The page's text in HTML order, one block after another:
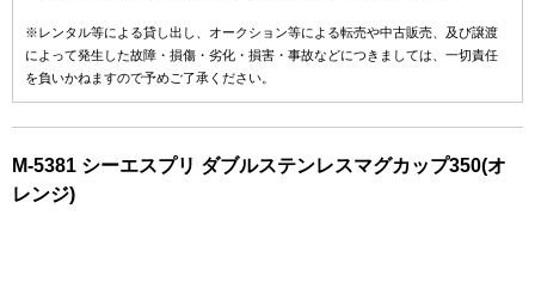
※レンタル等による貸し出し、オークション等による転売や中古販売、及び譲渡
によって発生した故障・損傷・劣化・損害・事故などにつきましては、一切責任
を負いかねますので予めご了承ください。
M-5381 シーエスプリ ダブルステンレスマグカップ350(オ
レンジ)